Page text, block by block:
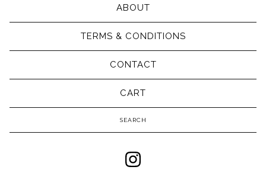
ABOUT
TERMS & CONDITIONS
CONTACT
CART